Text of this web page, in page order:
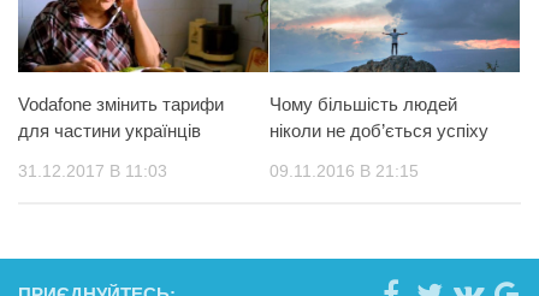
Vodafone змінить тарифи
для частини українців
31.12.2017 В 11:03
Чому більшість людей
ніколи не доб’ється успіху
09.11.2016 В 21:15